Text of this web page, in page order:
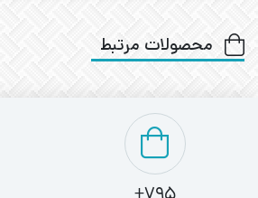
محصولات مرتبط